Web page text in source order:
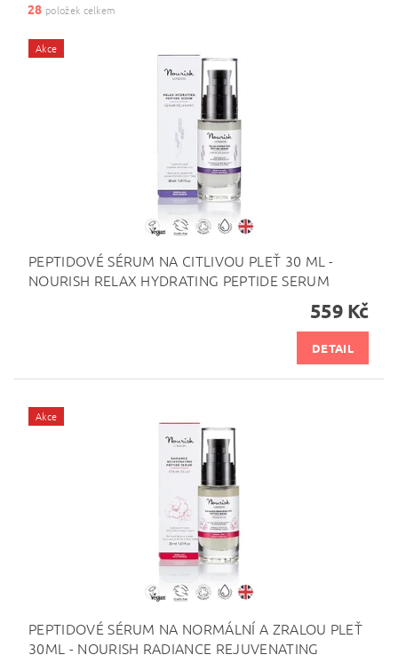
28 položek celkem
Akce
PEPTIDOVÉ SÉRUM NA CITLIVOU PLEŤ 30 ML -
NOURISH RELAX HYDRATING PEPTIDE SERUM
559 Kč
DETAIL
Akce
PEPTIDOVÉ SÉRUM NA NORMÁLNÍ A ZRALOU PLEŤ
30ML - NOURISH RADIANCE REJUVENATING